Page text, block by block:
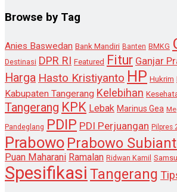
Browse by Tag
Anies Baswedan Bank Mandiri Banten BMKG
Destinasi DPR RI Featured Fitur Ganjar
Harga Hasto Kristiyanto HP Hukrim
Kabupaten Tangerang Kelebihan
Tangerang KPK Lebak Marinus Gea
Pandeglang PDIP PDI Perjuangan Pilpres
Prabowo Prabowo
Puan Maharani Ramalan Ridwan Kamil
Spesifikasi Tangerang